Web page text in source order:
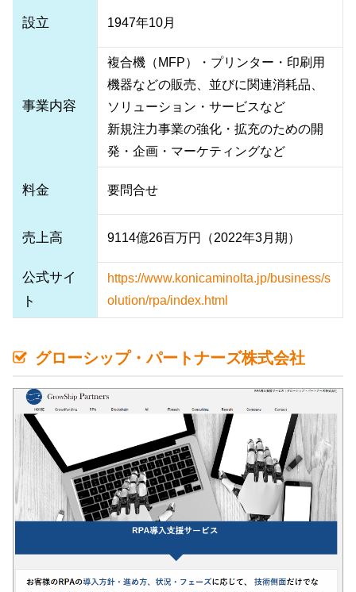
設立 1947年10月
事業内容
複合機（MFP）・プリンター・印刷用
機器などの販売、並びに関連消耗品、
ソリューション・サービスなど
新規注力事業の強化・拡充のための開
発・企画・マーケティングなど
料金 要問合せ
売上高 9114億26百万円（2022年3月期）
公式サイ
ト
https://www.konicaminolta.jp/business/s
olution/rpa/index.html
グローシップ・パートナーズ株式会社